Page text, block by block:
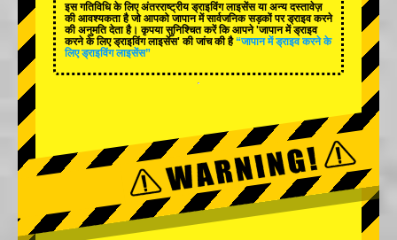
इस गतिविधि के लिए अंतरराष्ट्रीय ड्राइविंग लाइसेंस या अन्य दस्तावेज़
की आवश्यकता है जो आपको जापान में सार्वजनिक सड़कों पर ड्राइव करने
की अनुमति देता है। कृपया सुनिश्चित करें कि आपने 'जापान में ड्राइव
करने के लिए ड्राइविंग लाइसेंस' की जांच की है “जापान में ड्राइव करने के
लिए ड्राइविंग लाइसेंस”